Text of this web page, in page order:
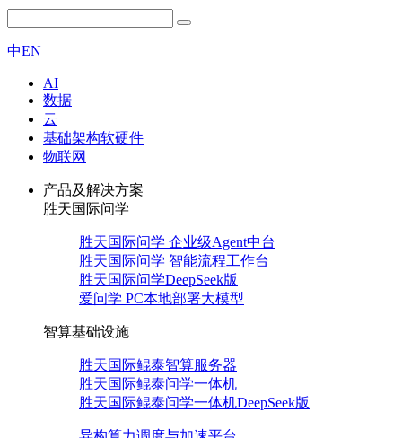
中EN
AI
数据
云
基础架构软硬件
物联网
产品及解决方案
胜天国际问学
胜天国际问学 企业级Agent中台
胜天国际问学 智能流程工作台
胜天国际问学DeepSeek版
爱问学 PC本地部署大模型
智算基础设施
胜天国际鲲泰智算服务器
胜天国际鲲泰问学一体机
胜天国际鲲泰问学一体机DeepSeek版